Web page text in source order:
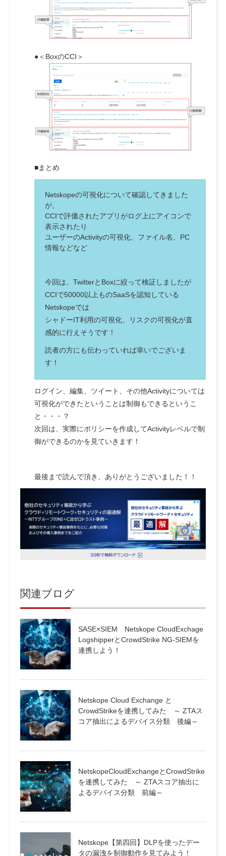
●＜BoxのCCI＞
■まとめ
Netskopeの可視化について確認してきました
が、
CCIで評価されたアプリがログ上にアイコンで
表示されたり
ユーザーのActivityの可視化、ファイル名、PC
情報などなど
今回は、TwitterとBoxに絞って検証しましたが
CCIで50000以上ものSaaSを認知している
Netskopeでは
シャドーIT利用の可視化、 リスクの可視化が直
感的に行えそうです！
読者の方にも伝わっていれば幸いでございま
す！
ログイン、編集、ツイート、その他Activityについては
可視化ができたということは制御もできるというこ
と・・・？
次回は、実際にポリシーを作成してActivityレベルで制
御ができるのかを見ていきます！
最後まで読んで頂き、ありがとうございました！！
関連ブログ
SASE×SIEM Netskope CloudExchage
LogshipperとCrowdStrike NG-SIEMを
連携しよう！
Netskope Cloud Exchange と
CrowdStrikeを連携してみた ～ ZTAス
コア抽出によるデバイス分類 後編～
NetskopeCloudExchangeとCrowdStrike
を連携してみた ～ ZTAスコア抽出に
よるデバイス分類 前編～
Netskope【第四回】DLPを使ったデー
タの漏洩を制御動作を見てみよう！